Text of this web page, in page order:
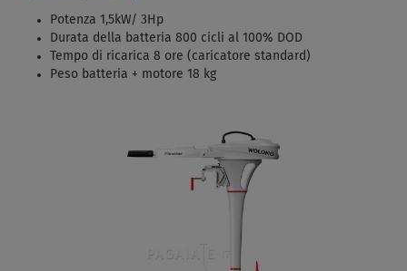
Potenza 1,5kW/ 3Hp
Durata della batteria 800 cicli al 100% DOD
Tempo di ricarica 8 ore (caricatore standard)
Peso batteria + motore 18 kg